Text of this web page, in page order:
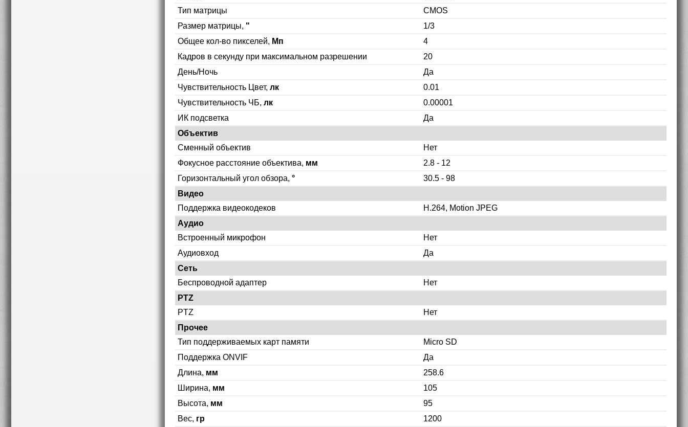
Тип матрицы
CMOS
Размер матрицы, "
1/3
Общее кол-во пикселей, Мп
4
Кадров в секунду при максимальном разрешении
20
День/Ночь
Да
Чувствительность Цвет, лк
0.01
Чувствительность ЧБ, лк
0.00001
ИК подсветка
Да
Объектив
Сменный объектив
Нет
Фокусное расстояние объектива, мм
2.8 - 12
Горизонтальный угол обзора, °
30.5 - 98
Видео
Поддержка видеокодеков
H.264, Motion JPEG
Аудио
Встроенный микрофон
Нет
Аудиовход
Да
Сеть
Беспроводной адаптер
Нет
PTZ
PTZ
Нет
Прочее
Тип поддерживаемых карт памяти
Micro SD
Поддержка ONVIF
Да
Длина, мм
258.6
Ширина, мм
105
Высота, мм
95
Вес, гр 1200